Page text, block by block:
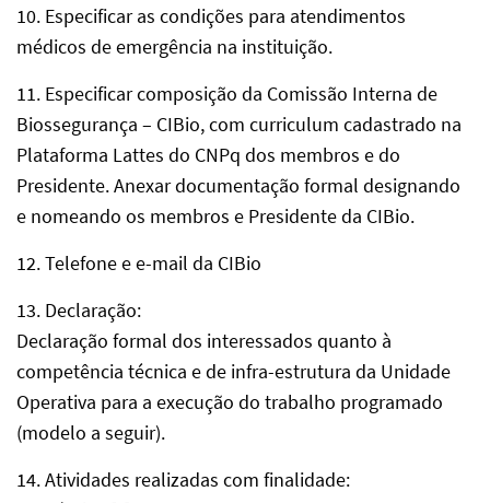
10. Especificar as condições para atendimentos
médicos de emergência na instituição.
11. Especificar composição da Comissão Interna de
Biossegurança – CIBio, com curriculum cadastrado na
Plataforma Lattes do CNPq dos membros e do
Presidente. Anexar documentação formal designando
e nomeando os membros e Presidente da CIBio.
12. Telefone e e-mail da CIBio
13. Declaração:
Declaração formal dos interessados quanto à
competência técnica e de infra-estrutura da Unidade
Operativa para a execução do trabalho programado
(modelo a seguir).
14. Atividades realizadas com finalidade: